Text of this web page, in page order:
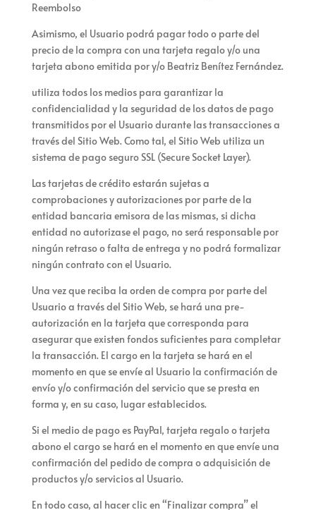
Reembolso
Asimismo, el Usuario podrá pagar todo o parte del
precio de la compra con una tarjeta regalo y/o una
tarjeta abono emitida pory/o Beatriz Benítez Fernández.
utiliza todos los medios para garantizar la
confidencialidad y la seguridad de los datos de pago
transmitidos por el Usuario durante las transacciones a
través del Sitio Web. Como tal, el Sitio Web utiliza un
sistema de pago seguro SSL (Secure Socket Layer).
Las tarjetas de crédito estarán sujetas a
comprobaciones y autorizaciones por parte de la
entidad bancaria emisora de las mismas, si dicha
entidad no autorizase el pago, no será responsable por
ningún retraso o falta de entrega y no podrá formalizar
ningún contrato con el Usuario.
Una vez que reciba la orden de compra por parte del
Usuario a través del Sitio Web, se hará una pre-
autorización en la tarjeta que corresponda para
asegurar que existen fondos suficientes para completar
la transacción. El cargo en la tarjeta se hará en el
momento en que se envíe al Usuario la confirmación de
envío y/o confirmación del servicio que se presta en
forma y, en su caso, lugar establecidos.
Si el medio de pago es PayPal, tarjeta regalo o tarjeta
abonoel cargo se hará en el momento en queenvíe una
confirmación del pedido de compra o adquisición de
productos y/o servicios al Usuario.
En todo caso, al hacer clic en “Finalizar compra” el